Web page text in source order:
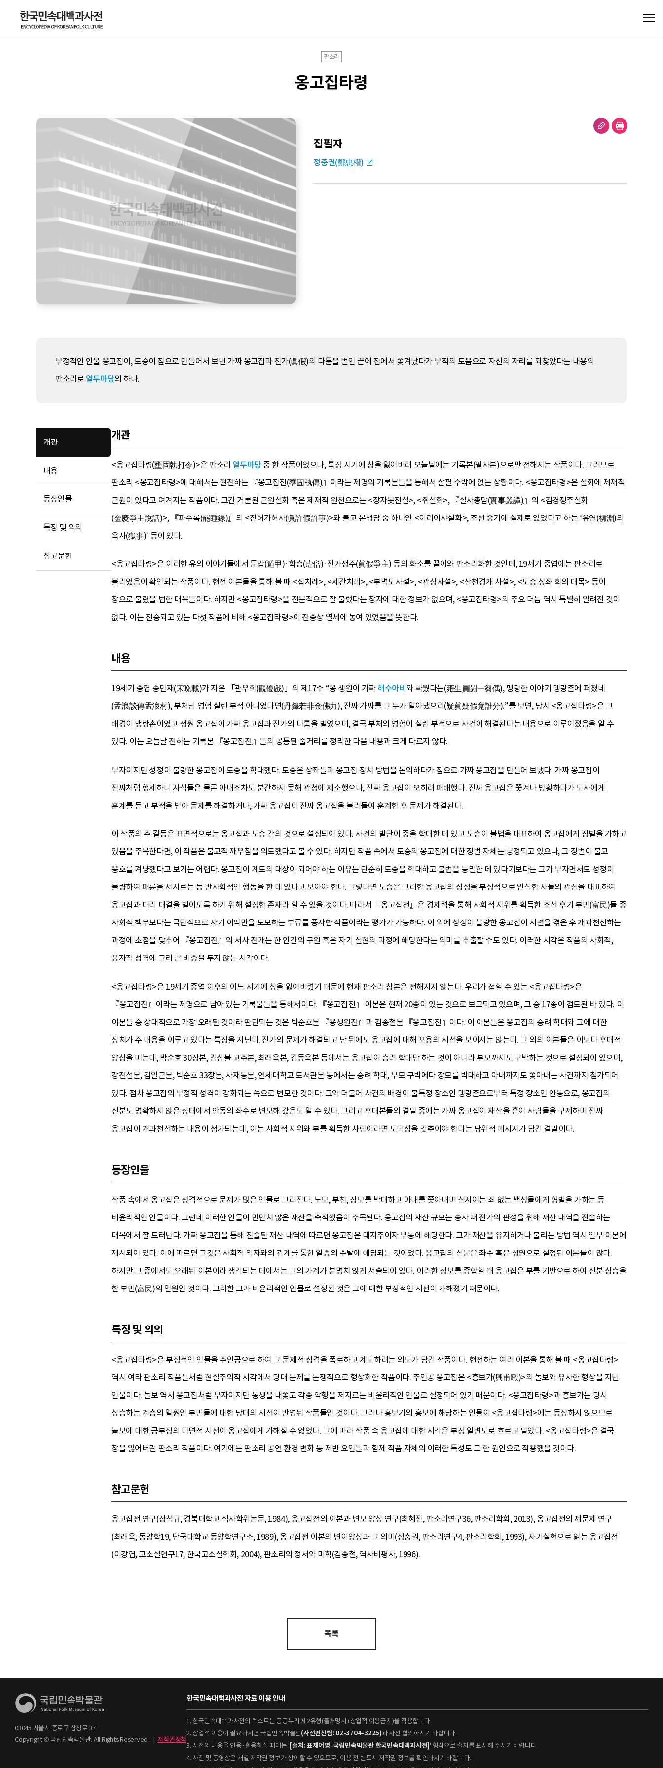
판소리
옹고집타령
집필자
정충권(鄭忠權)
부정적인 인물 옹고집이, 도승이 짚으로 만들어서 보낸 가짜 옹고집과 진가(眞假)의 다툼을 벌인 끝에 집에서 쫓겨났다가 부적의 도움으로 자신의 자리를 되찾았다는 내용의
판소리로 열두마당의 하나.
개관
내용
등장인물
특징 및 의의
참고문헌
개관
<옹고집타령(壅固執打令)>은 판소리 열두마당중 한 작품이었으나, 특정 시기에 창을 잃어버려 오늘날에는 기록본(필사본)으로만 전해지는 작품이다. 그러므로
판소리 <옹고집타령>에 대해서는 현전하는 『옹고집전(壅固執傳)』이라는 제명의 기록본들을 통해서 살필 수밖에 없는 상황이다. <옹고집타령>은 설화에 제재적
근원이 있다고 여겨지는 작품이다. 그간 거론된 근원설화 혹은 제재적 원천으로는 <장자못전설>, <쥐설화>, 『실사총담(實事叢譚)』의 <김경쟁주설화
(金慶爭主說話)>, 『파수록(罷睡錄)』의 <진허가허사(眞許假許事)>와 불교 본생담 중 하나인 <이리이샤설화>, 조선 중기에 실제로 있었다고 하는 ‘유연(柳淵)의
옥사(獄事)’ 등이 있다.
<옹고집타령>은 이러한 유의 이야기들에서 둔갑(遁甲)·학승(虐僧)·진가쟁주(眞假爭主) 등의 화소를 끌어와 판소리화한 것인데, 19세기 중엽에는 판소리로
불리었음이 확인되는 작품이다. 현전 이본들을 통해 볼 때 <집치레>, <세간치레>, <부벽도사설>, <관상사설>, <산천경개 사설>, <도승 상좌 회의 대목> 등이
창으로 불렸을 법한 대목들이다. 하지만 <옹고집타령>을 전문적으로 잘 불렀다는 창자에 대한 정보가 없으며, <옹고집타령>의 주요 더늠 역시 특별히 알려진 것이
없다. 이는 전승되고 있는 다섯 작품에 비해 <옹고집타령>이 전승상 열세에 놓여 있었음을 뜻한다.
내용
19세기 중엽 송만재(宋晩載)가 지은 「관우희(觀優戲)」의 제17수 “옹 생원이 가짜허수아비 와 싸웠다는(雍生員鬪一芻偶), 맹랑한 이야기 맹랑촌에 퍼졌네
(孟浪談傳孟浪村), 부처님 영험 실린 부적 아니었다면(丹籙若非金佛力), 진짜 가짜를 그 누가 알아냈으리(疑眞疑假竟誰分).”를 보면, 당시 <옹고집타령>은 그
배경이 맹랑촌이었고 생원 옹고집이 가짜 옹고집과 진가의 다툼을 벌였으며, 결국 부처의 영험이 실린 부적으로 사건이 해결된다는 내용으로 이루어졌음을 알 수
있다. 이는 오늘날 전하는 기록본 『옹고집전』들의 공통된 줄거리를 정리한 다음 내용과 크게 다르지 않다.
부자이지만 성정이 불량한 옹고집이 도승을 학대했다. 도승은 상좌들과 옹고집 징치 방법을 논의하다가 짚으로 가짜 옹고집을 만들어 보냈다. 가짜 옹고집이
진짜처럼 행세하니 자식들은 물론 아내조차도 분간하지 못해 관청에 제소했으나, 진짜 옹고집이 오히려 패배했다. 진짜 옹고집은 쫓겨나 방황하다가 도사에게
훈계를 듣고 부적을 받아 문제를 해결하거나, 가짜 옹고집이 진짜 옹고집을 불러들여 훈계한 후 문제가 해결된다.
이 작품의 주 갈등은 표면적으로는 옹고집과 도승 간의 것으로 설정되어 있다. 사건의 발단이 중을 학대한 데 있고 도승이 불법을 대표하여 옹고집에게 징벌을 가하고
있음을 주목한다면, 이 작품은 불교적 깨우침을 의도했다고 볼 수 있다. 하지만 작품 속에서 도승의 옹고집에 대한 징벌 자체는 긍정되고 있으나, 그 징벌이 불교
옹호를 겨냥했다고 보기는 어렵다. 옹고집이 계도의 대상이 되어야 하는 이유는 단순히 도승을 학대하고 불법을 능멸한 데 있다기보다는 그가 부자면서도 성정이
불량하여 패륜을 저지르는 등 반사회적인 행동을 한 데 있다고 보아야 한다. 그렇다면 도승은 그러한 옹고집의 성정을 부정적으로 인식한 자들의 관점을 대표하여
옹고집과 대리 대결을 벌이도록 하기 위해 설정한 존재라 할 수 있을 것이다. 따라서 『옹고집전』은 경제력을 통해 사회적 지위를 획득한 조선 후기 부민(富民)들 중
사회적 책무보다는 극단적으로 자기 이익만을 도모하는 부류를 풍자한 작품이라는 평가가 가능하다. 이 외에 성정이 불량한 옹고집이 시련을 겪은 후 개과천선하는
과정에 초점을 맞추어 『옹고집전』의 서사 전개는 한 인간의 구원 혹은 자기 실현의 과정에 해당한다는 의미를 추출할 수도 있다. 이러한 시각은 작품의 사회적,
풍자적 성격에 그리 큰 비중을 두지 않는 시각이다.
<옹고집타령>은 19세기 중엽 이후의 어느 시기에 창을 잃어버렸기 때문에 현재 판소리 창본은 전해지지 않는다. 우리가 접할 수 있는 <옹고집타령>은
『옹고집전』이라는 제명으로 남아 있는 기록물들을 통해서이다. 『옹고집전』 이본은 현재 20종이 있는 것으로 보고되고 있으며, 그 중 17종이 검토된 바 있다. 이
이본들 중 상대적으로 가장 오래된 것이라 판단되는 것은 박순호본 『용생원전』과 김종철본 『옹고집전』이다. 이 이본들은 옹고집의 승려 학대와 그에 대한
징치가 주 내용을 이루고 있다는 특징을 지닌다. 진가의 문제가 해결되고 난 뒤에도 옹고집에 대해 포용의 시선을 보이지는 않는다. 그 외의 이본들은 이보다 후대적
양상을 띠는데, 박순호 30장본, 김삼불 교주본, 최래옥본, 김동욱본 등에서는 옹고집이 승려 학대만 하는 것이 아니라 부모까지도 구박하는 것으로 설정되어 있으며,
강전섭본, 김일근본, 박순호 33장본, 사재동본, 연세대학교 도서관본 등에서는 승려 학대, 부모 구박에다 장모를 박대하고 아내까지도 쫓아내는 사건까지 첨가되어
있다. 점차 옹고집의 부정적 성격이 강화되는 쪽으로 변모한 것이다. 그와 더불어 사건의 배경이 불특정 장소인 맹랑촌으로부터 특정 장소인 안동으로, 옹고집의
신분도 명확하지 않은 상태에서 안동의 좌수로 변모해 갔음도 알 수 있다. 그리고 후대본들의 결말 중에는 가짜 옹고집이 재산을 흩어 사람들을 구제하며 진짜
옹고집이 개과천선하는 내용이 첨가되는데, 이는 사회적 지위와 부를 획득한 사람이라면 도덕성을 갖추어야 한다는 당위적 메시지가 담긴 결말이다.
등장인물
작품 속에서 옹고집은 성격적으로 문제가 많은 인물로 그려진다. 노모, 부친, 장모를 박대하고 아내를 쫓아내며 심지어는 죄 없는 백성들에게 형벌을 가하는 등
비윤리적인 인물이다. 그런데 이러한 인물이 만만치 않은 재산을 축적했음이 주목된다. 옹고집의 재산 규모는 송사 때 진가의 판정을 위해 재산 내역을 진술하는
대목에서 잘 드러난다. 가짜 옹고집을 통해 진술된 재산 내역에 따르면 옹고집은 대지주이자 부농에 해당한다. 그가 재산을 유지하거나 불리는 방법 역시 일부 이본에
제시되어 있다. 이에 따르면 그것은 사회적 약자와의 관계를 통한 일종의 수탈에 해당되는 것이었다. 옹고집의 신분은 좌수 혹은 생원으로 설정된 이본들이 많다.
하지만 그 중에서도 오래된 이본이라 생각되는 데에서는 그의 가계가 분명치 않게 서술되어 있다. 이러한 정보를 종합할 때 옹고집은 부를 기반으로 하여 신분 상승을
한 부민(富民)의 일원일 것이다. 그러한 그가 비윤리적인 인물로 설정된 것은 그에 대한 부정적인 시선이 가해졌기 때문이다.
특징 및 의의
<옹고집타령>은 부정적인 인물을 주인공으로 하여 그 문제적 성격을 폭로하고 계도하려는 의도가 담긴 작품이다. 현전하는 여러 이본을 통해 볼 때 <옹고집타령>
역시 여타 판소리 작품들처럼 현실주의적 시각에서 당대 문제를 논쟁적으로 형상화한 작품이다. 주인공 옹고집은 <흥보가(興甫歌)>의 놀보와 유사한 형상을 지닌
인물이다. 놀보 역시 옹고집처럼 부자이지만 동생을 내쫓고 각종 악행을 저지르는 비윤리적인 인물로 설정되어 있기 때문이다. <옹고집타령>과 흥보가는 당시
상승하는 계층의 일원인 부민들에 대한 당대의 시선이 반영된 작품들인 것이다. 그러나 흥보가의 흥보에 해당하는 인물이 <옹고집타령>에는 등장하지 않으므로
놀보에 대한 긍부정의 다면적 시선이 옹고집에게 가해질 수 없었다. 그에 따라 작품 속 옹고집에 대한 시각은 부정 일변도로 흐르고 말았다. <옹고집타령>은 결국
창을 잃어버린 판소리 작품이다. 여기에는 판소리 공연 환경 변화 등 제반 요인들과 함께 작품 자체의 이러한 특성도 그 한 원인으로 작용했을 것이다.
참고문헌
옹고집전 연구(장석규, 경북대학교 석사학위논문, 1984), 옹고집전의 이본과 변모 양상 연구(최혜진, 판소리연구36, 판소리학회, 2013), 옹고집전의 제문제 연구
(최래옥, 동양학19, 단국대학교 동양학연구소, 1989), 옹고집전 이본의 변이양상과 그 의미(정충권, 판소리연구4, 판소리학회, 1993), 자기실현으로 읽는 옹고집전
(이강엽, 고소설연구17, 한국고소설학회, 2004), 판소리의 정서와 미학(김종철, 역사비평사, 1996).
목록
03045 서울시 종로구 삼청로 37
Copyright © 국립민속박물관. All Rights Reserved.
| 저작권정책
한국민속대백과사전 자료 이용 안내
1. 한국민속대백과사전의 텍스트는 공공누리 제2유형(출처명시+상업적 이용금지)을 적용합니다.
2. 상업적 이용이 필요하시면 국립민속박물관(사전편찬팀: 02-3704-3225)과 사전 협의하시기 바랍니다.
3. 사전의 내용을 인용·활용하실 때에는 ' [출처: 표제어명–국립민속박물관 한국민속대백과사전] ' 형식으로 출처를 표시해 주시기 바랍니다.
4. 사진 및 동영상은 개별 저작권 정보가 상이할 수 있으므로, 이용 전 반드시 저작권 정보를 확인하시기 바랍니다.